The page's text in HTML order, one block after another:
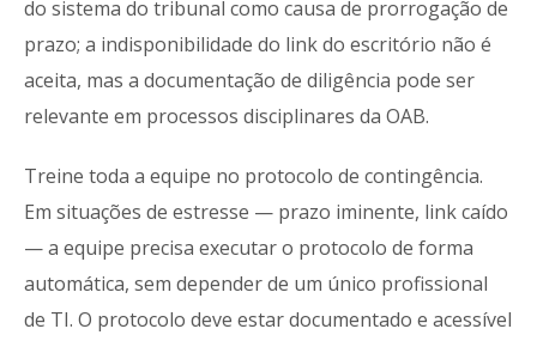
do sistema do tribunal como causa de prorrogação de
prazo; a indisponibilidade do link do escritório não é
aceita, mas a documentação de diligência pode ser
relevante em processos disciplinares da OAB.
Treine toda a equipe no protocolo de contingência.
Em situações de estresse — prazo iminente, link caído
— a equipe precisa executar o protocolo de forma
automática, sem depender de um único profissional
de TI. O protocolo deve estar documentado e acessível